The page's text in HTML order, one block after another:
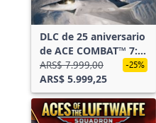
DLC de 25 aniversario
de ACE COMBAT™ 7:
SKIES UNKNOWN -
Conjunto de serie de
aviones
experimentales
ARS$ 7.999,00
ARS$ 5.999,25
-25%